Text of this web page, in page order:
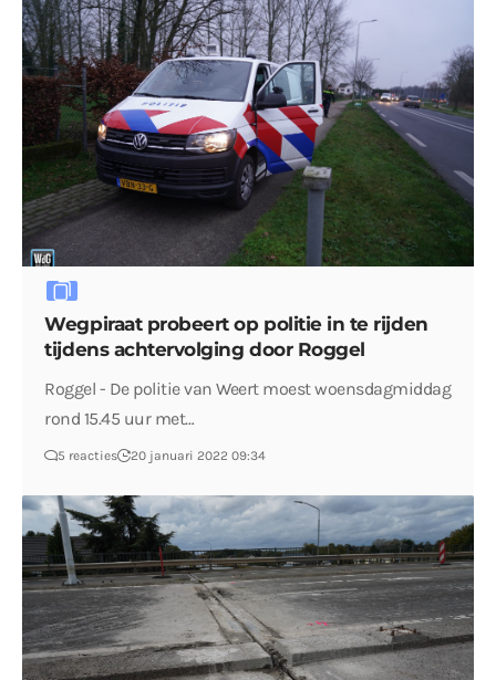
Wegpiraat probeert op politie in te rijden
tijdens achtervolging door Roggel
Roggel - De politie van Weert moest woensdagmiddag
rond 15.45 uur met…
5 reacties 20 januari 2022 09:34